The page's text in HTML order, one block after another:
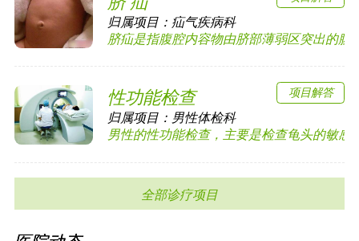
归属项目： 疝气疾病科
脐疝是指腹腔内容物由脐部薄弱区突出的腹
性功能检查
归属项目： 男性体检科
男性的性功能检查，主要是检查龟头的敏感
项目解答
全部诊疗项目